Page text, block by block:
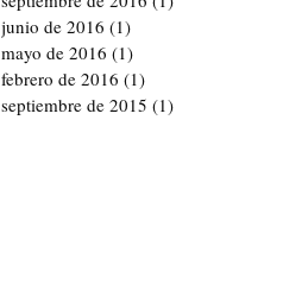
junio de 2016 (1)
mayo de 2016 (1)
febrero de 2016 (1)
septiembre de 2015 (1)